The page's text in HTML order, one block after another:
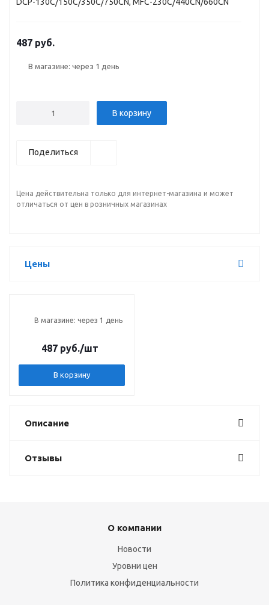
487 руб.
В магазине: через 1 день
В корзину
Поделиться
Цена действительна только для интернет-магазина и может
отличаться от цен в розничных магазинах
Цены
В магазине: через 1 день
487 руб./шт
В корзину
Описание
Отзывы
О компании
Новости
Уровни цен
Политика конфиденциальности